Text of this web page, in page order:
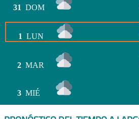
31 DOM
1 LUN
2 MAR
3 MIÉ